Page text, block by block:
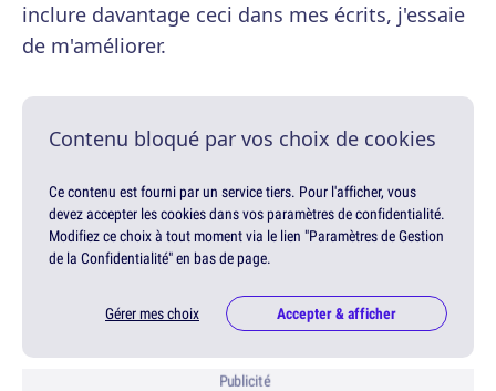
inclure davantage ceci dans mes écrits, j'essaie
de m'améliorer.
Contenu bloqué par vos choix de cookies
Ce contenu est fourni par un service tiers. Pour l'afficher, vous
devez accepter les cookies dans vos paramètres de confidentialité.
Modifiez ce choix à tout moment via le lien "Paramètres de Gestion
de la Confidentialité" en bas de page.
Gérer mes choix Accepter & afficher
Publicité